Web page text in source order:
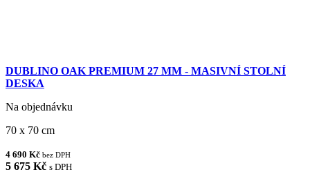
DUBLINO OAK PREMIUM 27 MM - MASIVNÍ STOLNÍ
DESKA
Na objednávku
70 x 70 cm
4 690 Kč bez DPH
5 675 Kč s DPH